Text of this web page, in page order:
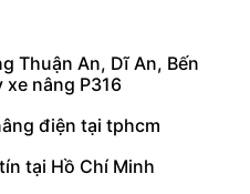
Thuận An, Dĩ An, Bến
xe nâng P316
điện tại tphcm
tại Hồ Chí Minh